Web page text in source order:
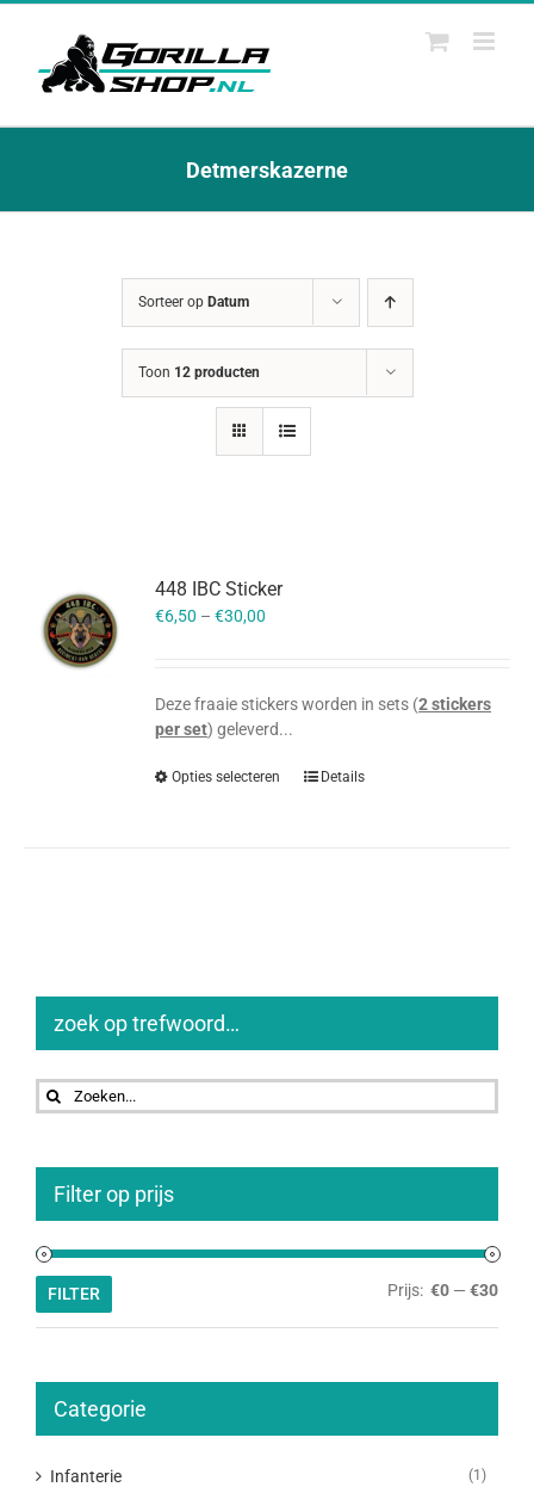
Ga
Detmerskazerne
Sorteer op Datum
Toon 12 producten
448 IBC Sticker
€6,50 –€30,00
Deze fraaie stickers worden in sets (2 stickers
per set) geleverd...
Opties selecteren Details
zoek op trefwoord…
Zoeken
naar:
Filter op prijs
Min.
Max.
FILTER Prijs: €0 — €30
Categorie
Infanterie (1)